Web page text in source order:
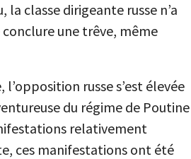
la classe dirigeante russe n’a
une trêve, même
russe s’est élevée
du régime de Poutine
relativement
ces manifestations ont été